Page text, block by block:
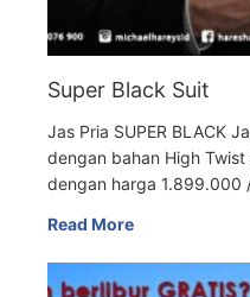
Super Black Suit
Jas Pria SUPER BLACK
dengan bahan High
dengan harga 1.899.000
Read More